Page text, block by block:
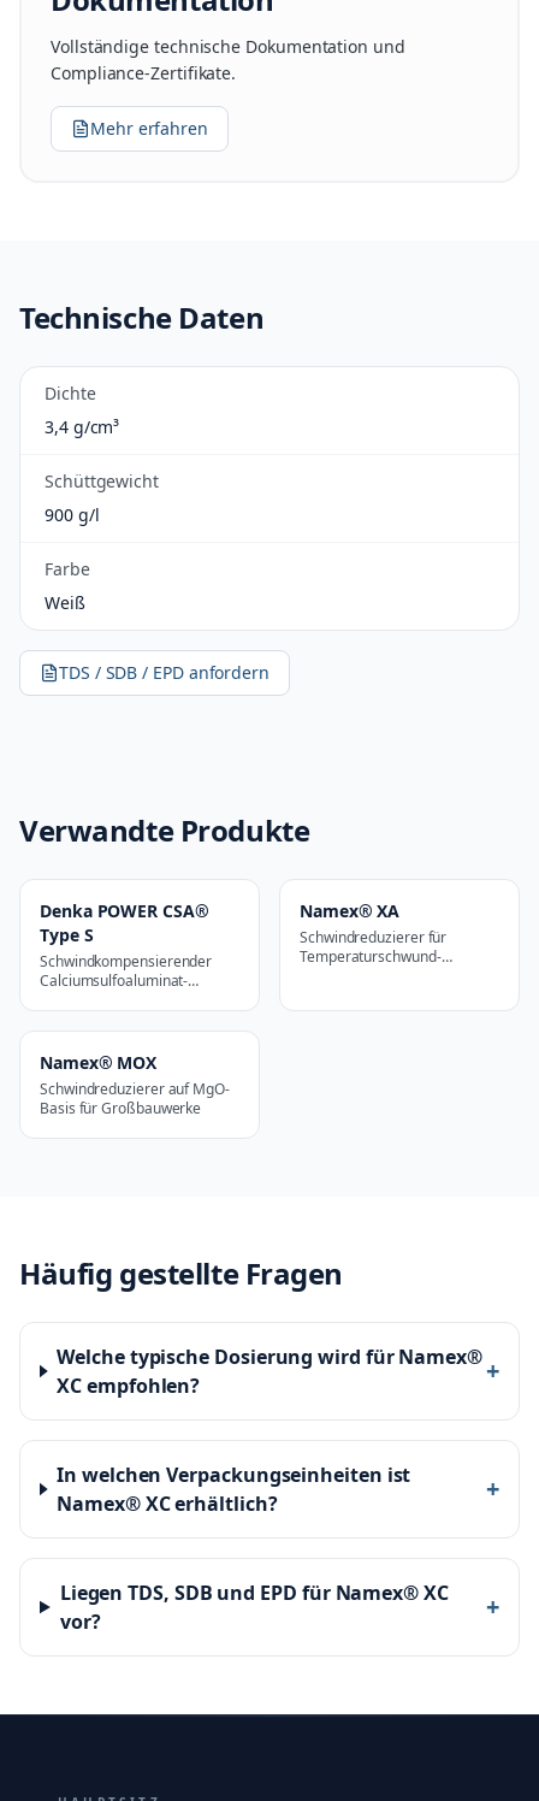
Vollständige technische Dokumentation und
Compliance-Zertifikate.
Mehr erfahren
Technische Daten
Dichte
3,4 g/cm³
Schüttgewicht
900 g/l
Farbe
Weiß
TDS / SDB / EPD anfordern
Verwandte Produkte
Denka POWER CSA®
Type S
Schwindkompensierender
Calciumsulfoaluminat-
Namex® XA
Schwindreduzierer für
Temperaturschwund-
Namex® MOX
Schwindreduzierer auf MgO-
Basis für Großbauwerke
Häufig gestellte Fragen
Welche typische Dosierung wird für Namex®
XC empfohlen?
+
In welchen Verpackungseinheiten ist
Namex® XC erhältlich?
+
Liegen TDS, SDB und EPD für Namex® XC
vor?
+